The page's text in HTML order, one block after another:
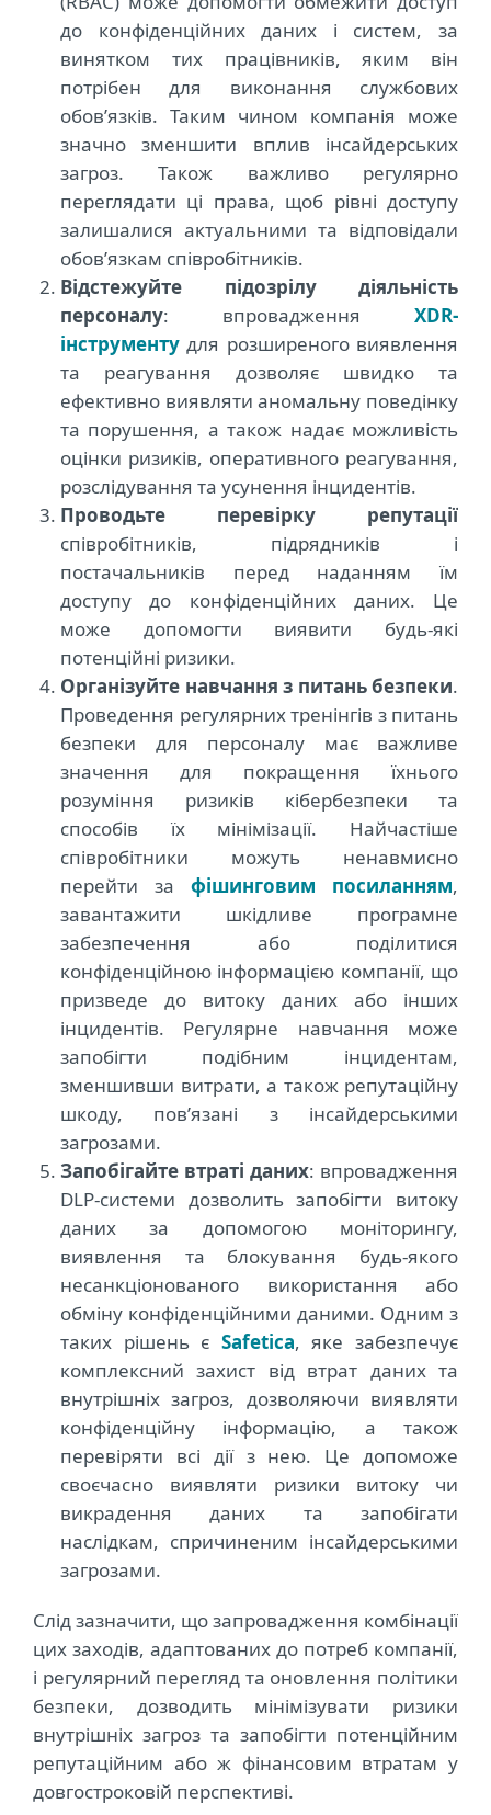
до конфіденційних даних і систем, за
винятком тих працівників, яким він
потрібен для виконання службових
обов’язків. Таким чином компанія може
значно зменшити вплив інсайдерських
загроз. Також важливо регулярно
переглядати ці права, щоб рівні доступу
залишалися актуальними та відповідали
обов’язкам співробітників.
Відстежуйте підозрілу діяльність
персоналу: впровадження XDR-
інструменту для розширеного виявлення
та реагування дозволяє швидко та
ефективно виявляти аномальну поведінку
та порушення, а також надає можливість
оцінки ризиків, оперативного реагування,
розслідування та усунення інцидентів.
Проводьте перевірку репутації
співробітників, підрядників і
постачальників перед наданням їм
доступу до конфіденційних даних. Це
може допомогти виявити будь-які
потенційні ризики.
Організуйте навчання з питань безпеки.
Проведення регулярних тренінгів з питань
безпеки для персоналу має важливе
значення для покращення їхнього
розуміння ризиків кібербезпеки та
способів їх мінімізації. Найчастіше
співробітники можуть ненавмисно
перейти за фішинговим посиланням,
завантажити шкідливе програмне
забезпечення або поділитися
конфіденційною інформацією компанії, що
призведе до витоку даних або інших
інцидентів. Регулярне навчання може
запобігти подібним інцидентам,
зменшивши витрати, а також репутаційну
шкоду, пов’язані з інсайдерськими
загрозами.
Запобігайте втраті даних: впровадження
DLP-системи дозволить запобігти витоку
даних за допомогою моніторингу,
виявлення та блокування будь-якого
несанкціонованого використання або
обміну конфіденційними даними. Одним з
таких рішень є Safetica, яке забезпечує
комплексний захист від втрат даних та
внутрішніх загроз, дозволяючи виявляти
конфіденційну інформацію, а також
перевіряти всі дії з нею. Це допоможе
своєчасно виявляти ризики витоку чи
викрадення даних та запобігати
наслідкам, спричиненим інсайдерськими
загрозами.
Слід зазначити, що запровадження комбінації
цих заходів, адаптованих до потреб компанії,
і регулярний перегляд та оновлення політики
безпеки, дозводить мінімізувати ризики
внутрішніх загроз та запобігти потенційним
репутаційним або ж фінансовим втратам у
довгостроковій перспективі.